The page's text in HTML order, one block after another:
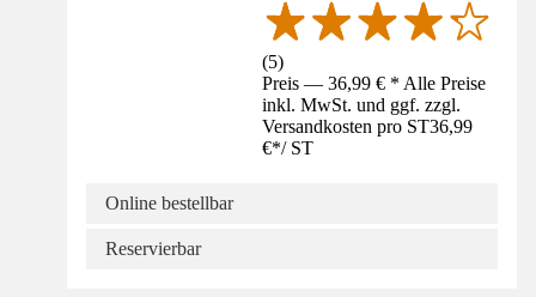
(5)
Preis — 36,99 € * Alle Preise
inkl. MwSt. und ggf. zzgl.
Versandkosten pro ST36,99
€*/ ST
Online bestellbar
Reservierbar